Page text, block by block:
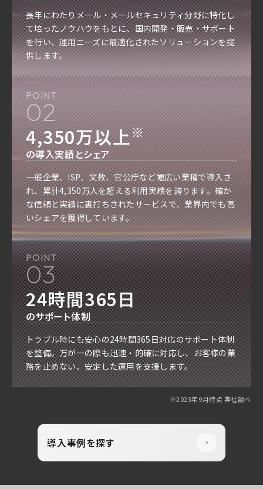
長年にわたりメール・メールセキュリティ分野に特化し
て培ったノウハウをもとに、国内開発・販売・サポート
を行い、運用ニーズに最適化されたソリューションを提
供します。
POINT
02
4,350万以上※
の導入実績とシェア
一般企業、ISP、文教、官公庁など幅広い業種で導入さ
れ、累計4,350万人を超える利用実績を誇ります。確か
な信頼と実績に裏打ちされたサービスで、業界内でも高
いシェアを獲得しています。
POINT
03
24時間365日
のサポート体制
トラブル時にも安心の24時間365日対応のサポート体制
を整備。万が一の際も迅速・的確に対応し、お客様の業
務を止めない、安定した運用を支援します。
※2023年9月時点 弊社調べ
導入事例を探す